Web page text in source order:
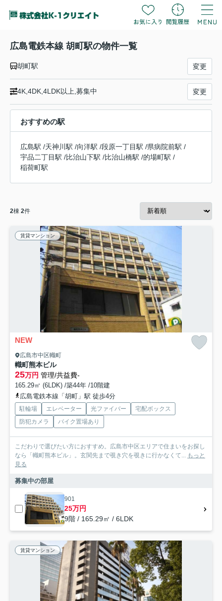
広島電鉄本線 胡町駅の物件一覧
胡町駅 変更
4K,4DK,4LDK以上,募集中 変更
おすすめの駅
広島駅 /天神川駅 /向洋駅 /段原一丁目駅 /県病院前駅 /
宇品二丁目駅 /比治山下駅 /比治山橋駅 /的場町駅 /
稲荷町駅
2棟 2件
賃貸マンション
NEW
広島市中区幟町
幟町熊本ビル
25万円 管理/共益費-
165.29㎡ (6LDK) /築44年 /10階建
広島電鉄本線「胡町」駅 徒歩4分
駐輪場 エレベーター 光ファイバー
宅配ボックス
防犯カメラ
バイク置場あり
こだわりで選びたい方におすすめ。広島市中区エリアで住まいをお探し
なら「幟町熊本ビル」。玄関先まで覗き穴を覗きに行かなくて...
もっと
見る
募集中の部屋
901
25万円
9階 / 165.29㎡ / 6LDK
賃貸マンション